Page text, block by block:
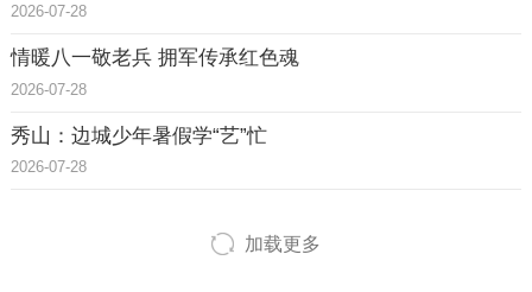
2026-07-28
情暖八一敬老兵 拥军传承红色魂
2026-07-28
秀山：边城少年暑假学“艺”忙
2026-07-28
加载更多